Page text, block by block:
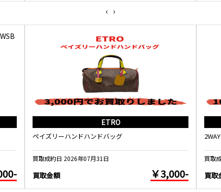
‹ ›
ETRO
ペイズリーハンドハンドバッグ
買取成約日 2026年07月31日
買取金額 ￥3,000-
買取
買取